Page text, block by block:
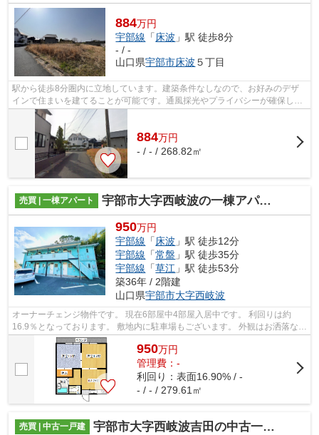
884万円
宇部線 「 床波 」駅 徒歩8分
- / -
山口県宇部市床波 ５丁目
駅から徒歩8分圏内に立地しています。建築条件なしなので、お好みのデザ
インで住まいを建てることが可能です。通風採光やプライバシーが確保しや
すく、また良い眺望が期待できるひな段...
884万円
- / - / 268.82㎡
売買 | 一棟アパート 宇部市大字西岐波の一棟アパート
950万円
宇部線 「床波 」駅 徒歩12分
宇部線 「常盤 」駅 徒歩35分
宇部線 「草江 」駅 徒歩53分
築36年 / 2階建
山口県宇部市大字西岐波
オーナーチェンジ物件です。 現在6部屋中4部屋入居中です。 利回りは約
16.9％となっております。 敷地内に駐車場もございます。 外観はお洒落な水
950万円
管理費：-
利回り：表面16.90% / -
- / - / 279.61㎡
売買 | 中古一戸建 宇部市大字西岐波吉田の中古一戸建